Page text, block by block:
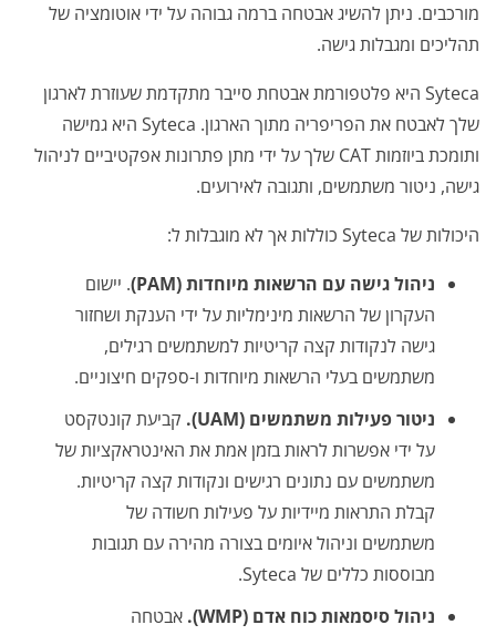
מורכבים. ניתן להשיג אבטחה ברמה גבוהה על ידי אוטומציה של
תהליכים ומגבלות גישה.
Syteca היא פלטפורמת אבטחת סייבר מתקדמת שעוזרת לארגון
שלך לאבטח את הפריפריה מתוך הארגון. Syteca היא גמישה
ותומכת ביוזמות CAT שלך על ידי מתן פתרונות אפקטיביים לניהול
גישה, ניטור משתמשים, ותגובה לאירועים.
היכולות של Syteca כוללות אך לא מוגבלות ל:
ניהול גישה עם הרשאות מיוחדות (PAM)
. יישום
העקרון של הרשאות מינימליות על ידי הענקת ושחזור
גישה לנקודות קצה קריטיות למשתמשים רגילים,
משתמשים בעלי הרשאות מיוחדות ו-ספקים חיצוניים.
ניטור פעילות משתמשים (UAM)
. קביעת קונטקסט
על ידי אפשרות לראות בזמן אמת את האינטראקציות של
משתמשים עם נתונים רגישים ונקודות קצה קריטיות.
קבלת התראות מיידיות על פעילות חשודה של
משתמשים וניהול איומים בצורה מהירה עם תגובות
מבוססות כללים של Syteca.
ניהול סיסמאות כוח אדם (WMP)
. אבטחה